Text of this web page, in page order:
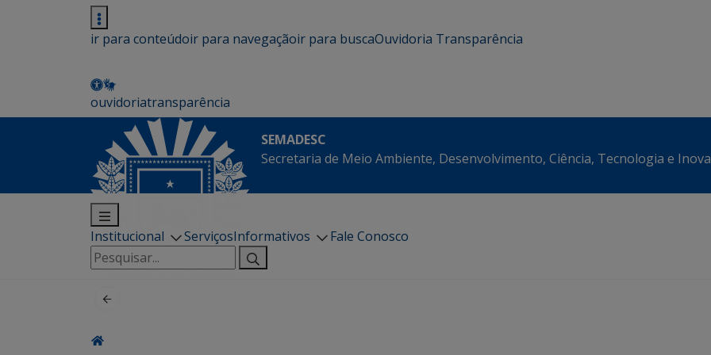
ir para conteúdoir para navegaçãoir para buscaOuvidoria Transparência
ouvidoriatransparência
SEMADESC
Secretaria de Meio Ambiente, Desenvolvimento, Ciência, Tecnologia e
Institucional ServiçosInformativos
Fale Conosco
Pesquisar
por: